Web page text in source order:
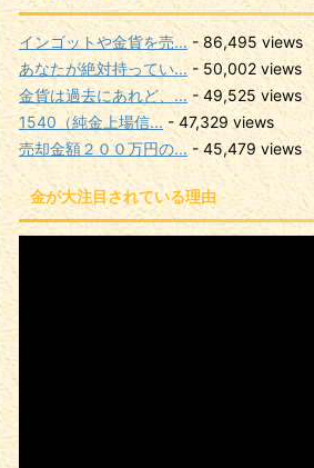
インゴットや金貨を売... - 86,495 views
あなたが絶対持ってい... - 50,002 views
金貨は過去にあれど、... - 49,525 views
1540（純金上場信... - 47,329 views
売却金額２００万円の... - 45,479 views
金が大注目されている理由